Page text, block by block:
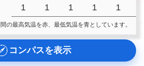
1 1 1 1 1
の最高気温を赤、最低気温を青としています。
コンパスを表示